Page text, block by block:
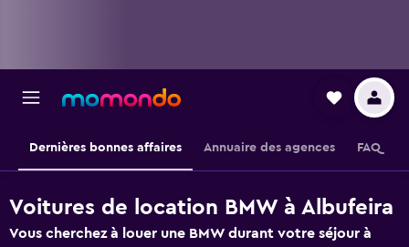
Dernières bonnes affaires Annuaire des agences FAQ
Voitures de location BMW à Albufeira
Vous cherchez à louer une BMW durant votre séjour à